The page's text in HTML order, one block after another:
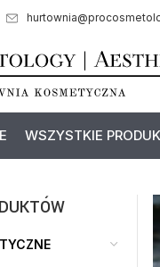
WSZYSTKIE